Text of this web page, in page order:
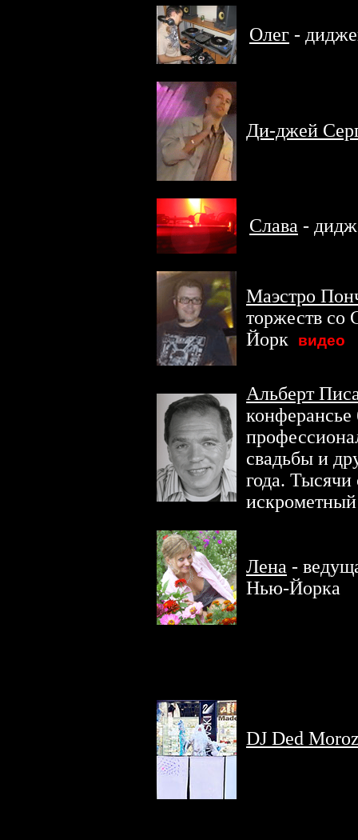
Олег -
Ди-джей
Слава -
Маэстро
торжеств со
Йорк
видео
Альберт
свадьбы и
года. Тысячи
Лена -
Нью-Йорка
DJ Ded